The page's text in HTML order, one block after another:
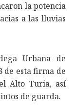
la potencia
a las lluvias
Urbana de
de esta firma de
Alto Turia, así
de guarda.